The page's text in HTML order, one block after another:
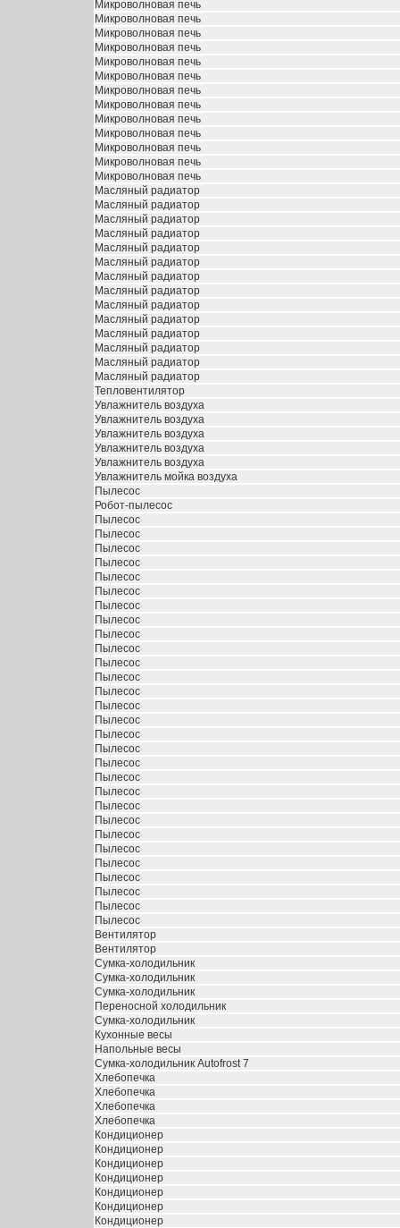
Микроволновая печь
Микроволновая печь
Микроволновая печь
Микроволновая печь
Микроволновая печь
Микроволновая печь
Микроволновая печь
Микроволновая печь
Микроволновая печь
Микроволновая печь
Микроволновая печь
Микроволновая печь
Микроволновая печь
Масляный радиатор
Масляный радиатор
Масляный радиатор
Масляный радиатор
Масляный радиатор
Масляный радиатор
Масляный радиатор
Масляный радиатор
Масляный радиатор
Масляный радиатор
Масляный радиатор
Масляный радиатор
Масляный радиатор
Масляный радиатор
Тепловентилятор
Увлажнитель воздуха
Увлажнитель воздуха
Увлажнитель воздуха
Увлажнитель воздуха
Увлажнитель воздуха
Увлажнитель мойка воздуха
Пылесос
Робот-пылесос
Пылесос
Пылесос
Пылесос
Пылесос
Пылесос
Пылесос
Пылесос
Пылесос
Пылесос
Пылесос
Пылесос
Пылесос
Пылесос
Пылесос
Пылесос
Пылесос
Пылесос
Пылесос
Пылесос
Пылесос
Пылесос
Пылесос
Пылесос
Пылесос
Пылесос
Пылесос
Пылесос
Пылесос
Пылесос
Вентилятор
Вентилятор
Сумка-холодильник
Сумка-холодильник
Сумка-холодильник
Переносной холодильник
Сумка-холодильник
Кухонные весы
Напольные весы
Сумка-холодильник Autofrost 7
Хлебопечка
Хлебопечка
Хлебопечка
Хлебопечка
Кондиционер
Кондиционер
Кондиционер
Кондиционер
Кондиционер
Кондиционер
Кондиционер